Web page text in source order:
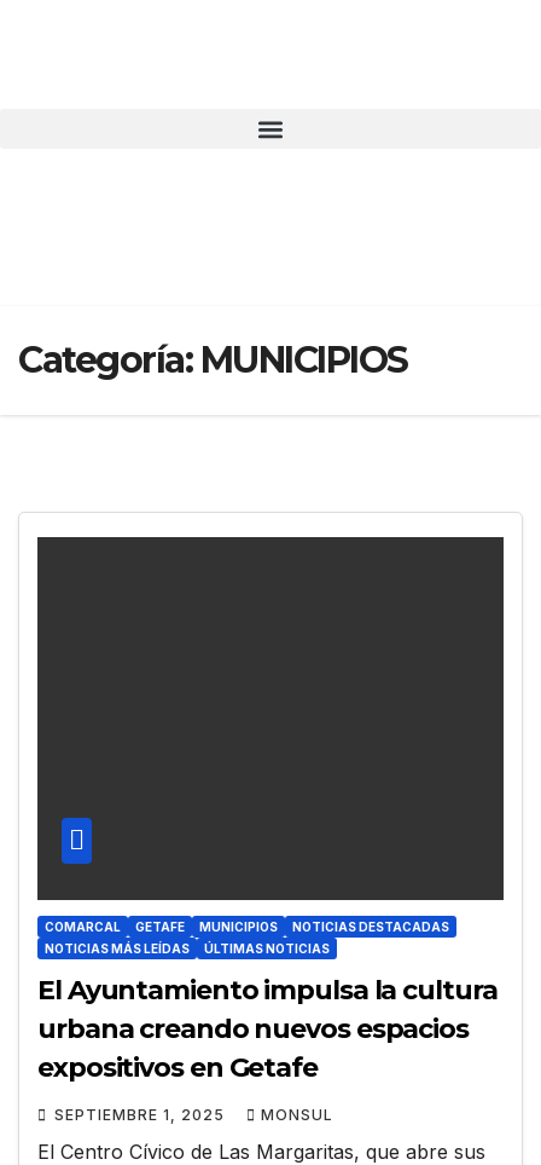
Categoría: MUNICIPIOS
COMARCAL GETAFE MUNICIPIOS
NOTICIAS DESTACADAS
NOTICIAS MÁS LEÍDAS
ÚLTIMAS NOTICIAS
El Ayuntamiento impulsa la cultura
urbana creando nuevos espacios
expositivos en Getafe
SEPTIEMBRE 1, 2025 MONSUL
El Centro Cívico de Las Margaritas, que abre sus